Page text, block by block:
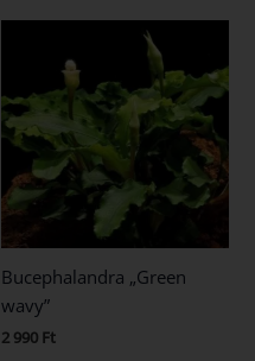
Bucephalandra „Green
wavy”
2 990 Ft